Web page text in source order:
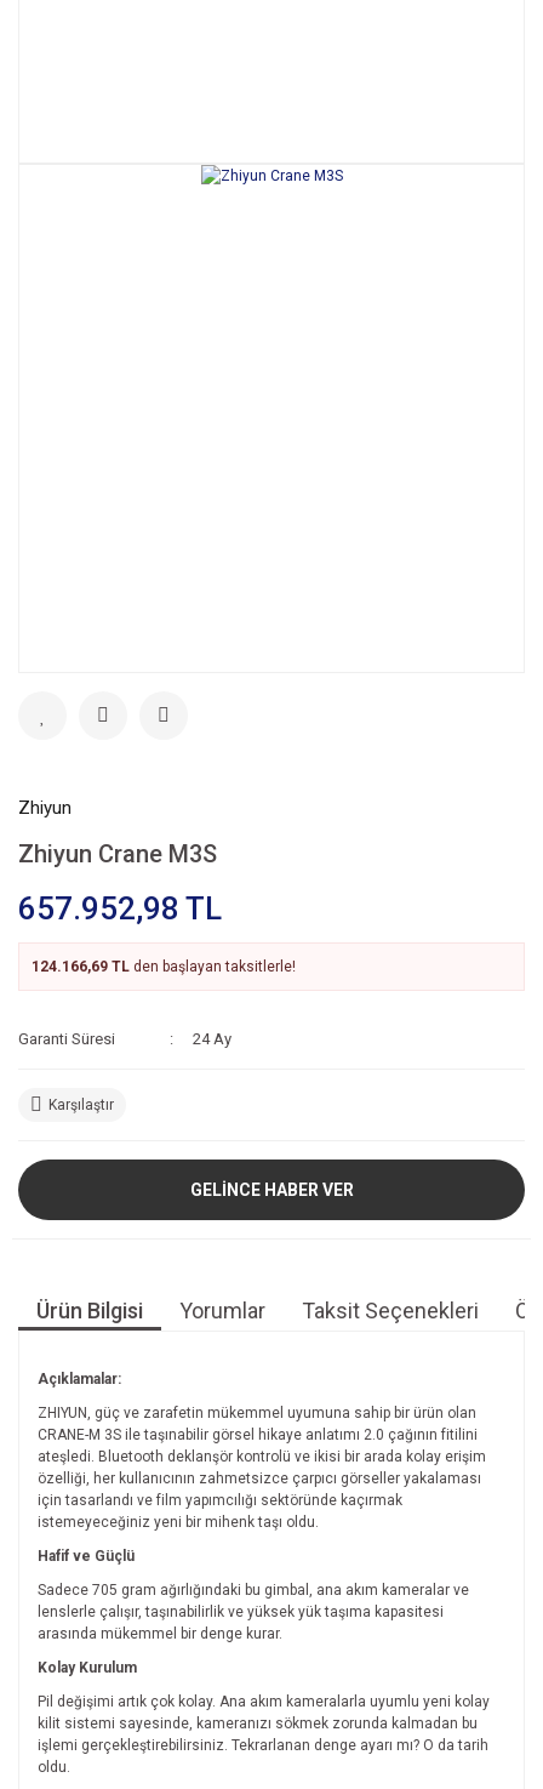
Zhiyun
Zhiyun Crane M3S
657.952,98 TL
124.166,69 TL den başlayan taksitlerle!
Garanti Süresi 24 Ay
Karşılaştır
GELİNCE HABER VER
Ürün Bilgisi Yorumlar Taksit Seçenekleri
Açıklamalar:
ZHIYUN, güç ve zarafetin mükemmel uyumuna sahip bir ürün olan
CRANE-M 3S ile taşınabilir görsel hikaye anlatımı 2.0 çağının fitilini
ateşledi. Bluetooth deklanşör kontrolü ve ikisi bir arada kolay erişim
özelliği, her kullanıcının zahmetsizce çarpıcı görseller yakalaması
için tasarlandı ve film yapımcılığı sektöründe kaçırmak
istemeyeceğiniz yeni bir mihenk taşı oldu.
Hafif ve Güçlü
Sadece 705 gram ağırlığındaki bu gimbal, ana akım kameralar ve
lenslerle çalışır, taşınabilirlik ve yüksek yük taşıma kapasitesi
arasında mükemmel bir denge kurar.
Kolay Kurulum
Pil değişimi artık çok kolay. Ana akım kameralarla uyumlu yeni kolay
kilit sistemi sayesinde, kameranızı sökmek zorunda kalmadan bu
işlemi gerçekleştirebilirsiniz. Tekrarlanan denge ayarı mı? O da tarih
oldu.